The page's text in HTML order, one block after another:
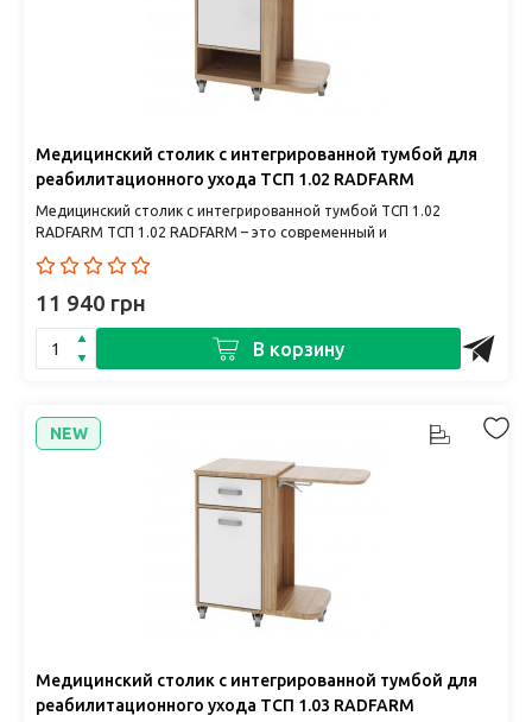
Медицинский столик с интегрированной тумбой для
реабилитационного ухода ТСП 1.02 RADFARM
Медицинский столик с интегрированной тумбой ТСП 1.02
RADFARM ТСП 1.02 RADFARM – это современный и
многофункциональный при..
11 940 грн
В корзину
NEW
Медицинский столик с интегрированной тумбой для
реабилитационного ухода ТСП 1.03 RADFARM